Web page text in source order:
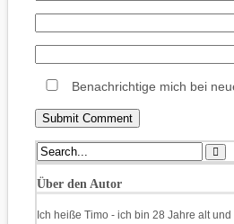
Benachrichtige mich bei
Über den Autor
Ich heiße Timo - ich bin 28 Jahre alt